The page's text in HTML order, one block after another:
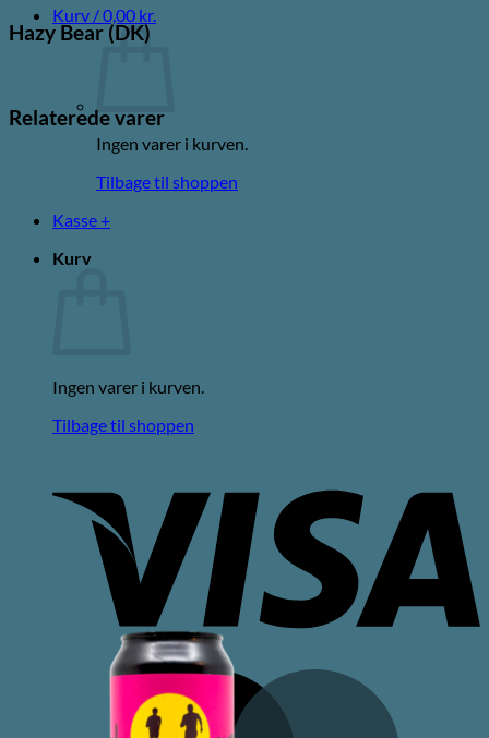
Kurv /0,00 kr.
Ingen varer i kurven.
Tilbage til shoppen
Kasse +
Kurv
Ingen varer i kurven.
Tilbage til shoppen
Hazy Bear (DK)
Relaterede varer